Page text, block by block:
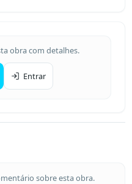
obra com detalhes.
Entrar
sobre esta obra.